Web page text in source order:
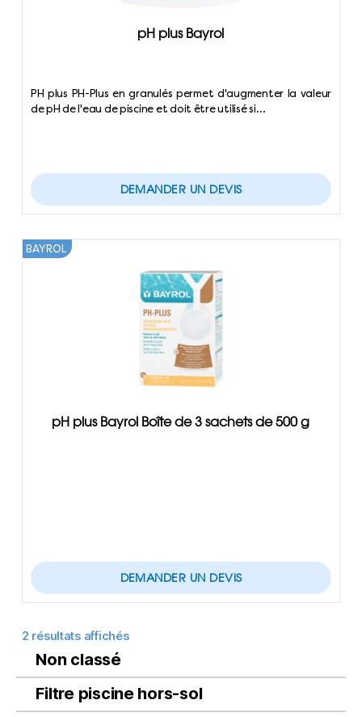
pH plus Bayrol
PH plus PH-Plus en granulés permet d'augmenter la valeur
de pH de l'eau de piscine et doit être utilisé si…
DEMANDER UN DEVIS
pH plus Bayrol Boîte de 3 sachets de 500 g
BAYROL
DEMANDER UN DEVIS
2 résultats affichés
Non classé
Filtre piscine hors-sol